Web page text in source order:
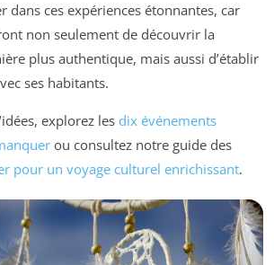
dans ces expériences étonnantes, car
non seulement de découvrir la
plus authentique, mais aussi d’établir
ses habitants.
explorez les dix événements
ou consultez notre guide des
pour un voyage culturel enrichissant.